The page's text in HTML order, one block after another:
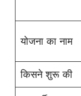
योजना का नाम
किसने शुरू की